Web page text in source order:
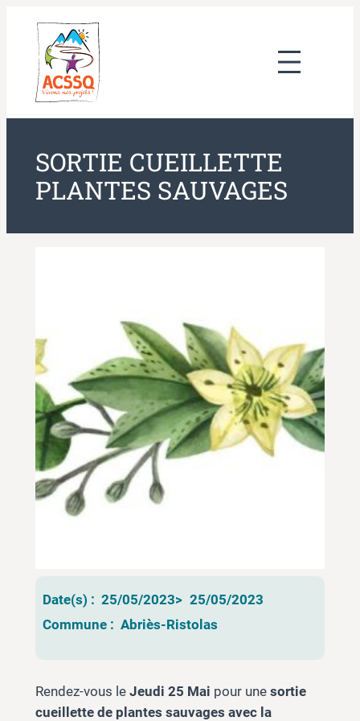
contenu
SORTIE CUEILLETTE
PLANTES SAUVAGES
Date(s) : 25/05/2023> 25/05/2023
Commune : Abriès-Ristolas
Rendez-vous le Jeudi 25 Mai pour une sortie
cueillette de plantes sauvages avec la